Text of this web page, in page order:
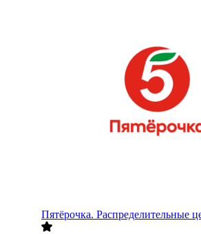
Пятёрочка. Распределительные